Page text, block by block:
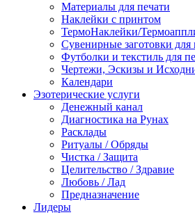
Материалы для печати
Наклейки с принтом
ТермоНаклейки/
Сувенирные заготовки для
Футболки и текстиль для
Чертежи, Эскизы и
Календари
Эзотерические услуги
Денежный канал
Диагностика на Рунах
Расклады
Ритуалы / Обряды
Чистка / Защита
Целительство / Здравие
Любовь / Лад
Предназначение
Лидеры